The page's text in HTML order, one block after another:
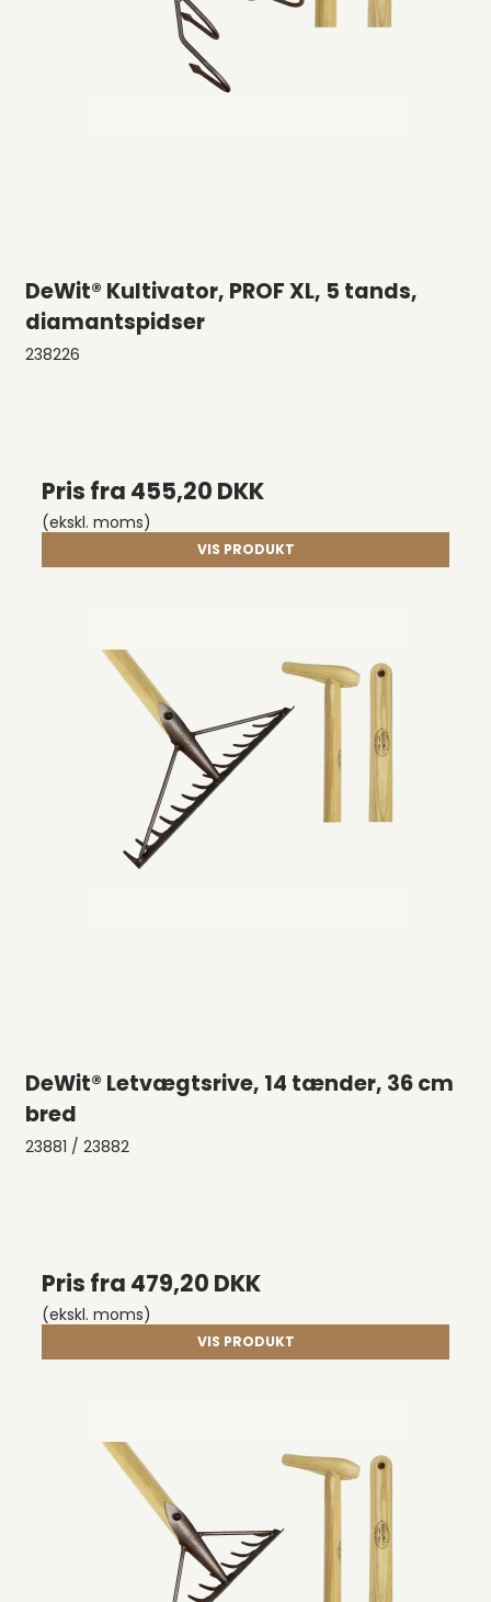
DeWit® Kultivator, PROF XL, 5 tands,
diamantspidser
238226
Pris fra 455,20 DKK
(ekskl. moms)
VIS PRODUKT
DeWit® Letvægtsrive, 14 tænder, 36 cm
bred
23881 / 23882
Pris fra 479,20 DKK
(ekskl. moms)
VIS PRODUKT